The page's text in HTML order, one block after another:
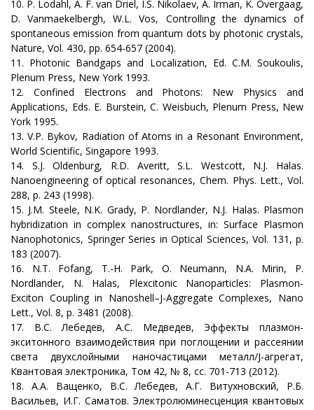
10. P. Lodahl, A. F. van Driel, I.S. Nikolaev, A. Irman, K. Overgaag,
D. Vanmaekelbergh, W.L. Vos, Controlling the dynamics of
spontaneous emission from quantum dots by photonic crystals,
Nature, Vol. 430, pp. 654-657 (2004).
11. Photonic Bandgaps and Localization, Ed. C.M. Soukoulis,
Plenum Press, New York 1993.
12. Confined Electrons and Photons: New Physics and
Applications, Eds. E. Burstein, C. Weisbuch, Plenum Press, New
York 1995.
13. V.P. Bykov, Radiation of Atoms in a Resonant Environment,
World Scientific, Singapore 1993.
14. S.J. Oldenburg, R.D. Averitt, S.L. Westcott, N.J. Halas.
Nanoengineering of optical resonances, Chem. Phys. Lett., Vol.
288, p. 243 (1998).
15. J.M. Steele, N.K. Grady, P. Nordlander, N.J. Halas. Plasmon
hybridization in complex nanostructures, in: Surface Plasmon
Nanophotonics, Springer Series in Optical Sciences, Vol. 131, p.
183 (2007).
16. N.T. Fofang, T.-H. Park, O. Neumann, N.A. Mirin, P.
Nordlander, N. Halas, Plexcitonic Nanoparticles: Plasmon-
Exciton Coupling in Nanoshell–J-Aggregate Complexes, Nano
Lett., Vol. 8, p. 3481 (2008).
17. В.С. Лебедев, А.С. Медведев, Эффекты плазмон-
экситонного взаимодействия при поглощении и рассеянии
света двухслойными наночастицами металл/J-агрегат,
Квантовая электроника, Том 42, № 8, сс. 701-713 (2012).
18. А.А. Ващенко, В.С. Лебедев, А.Г. Витухновский, Р.Б.
Васильев, И.Г. Саматов. Электролюминесценция квантовых